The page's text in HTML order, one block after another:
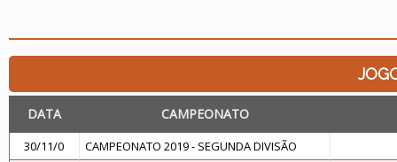
DATA CAMPEONATO
30/11/0
CAMPEONATO 2019 - SEGUNDA DIVISÃO